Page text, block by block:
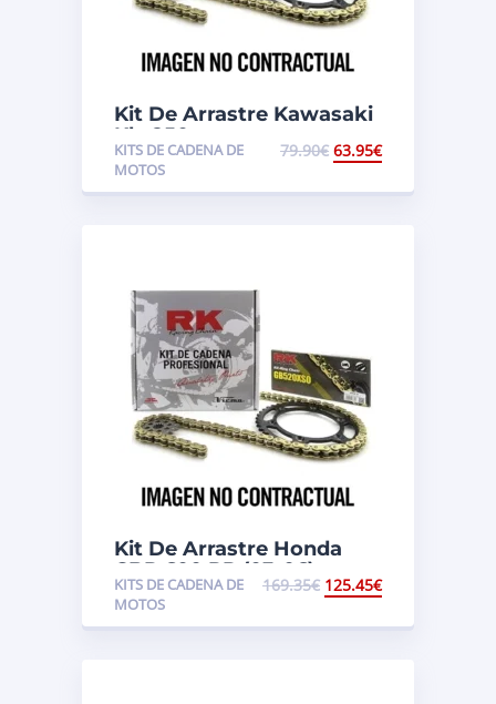
Kit De Arrastre Kawasaki
Klx 250
KITS DE CADENA DE
MOTOS
79.90€ 63.95€
Kit De Arrastre Honda
CBR 600 RR (03-06)
KITS DE CADENA DE
MOTOS
169.35€ 125.45€